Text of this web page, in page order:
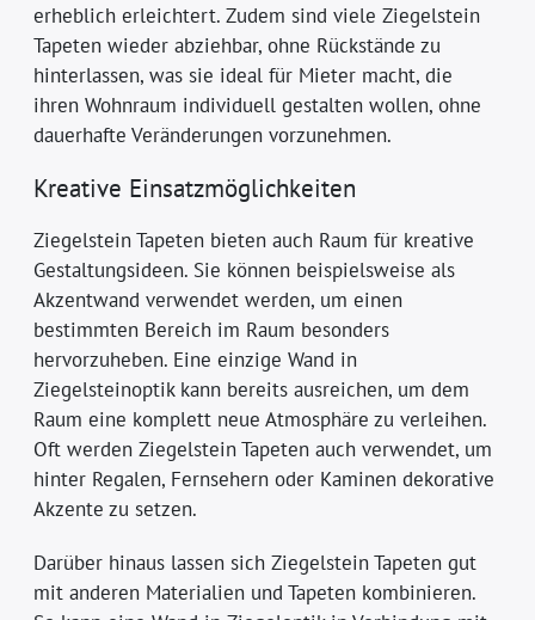
erheblich erleichtert. Zudem sind viele Ziegelstein
Tapeten wieder abziehbar, ohne Rückstände zu
hinterlassen, was sie ideal für Mieter macht, die
ihren Wohnraum individuell gestalten wollen, ohne
dauerhafte Veränderungen vorzunehmen.
Kreative Einsatzmöglichkeiten
Ziegelstein Tapeten bieten auch Raum für kreative
Gestaltungsideen. Sie können beispielsweise als
Akzentwand verwendet werden, um einen
bestimmten Bereich im Raum besonders
hervorzuheben. Eine einzige Wand in
Ziegelsteinoptik kann bereits ausreichen, um dem
Raum eine komplett neue Atmosphäre zu verleihen.
Oft werden Ziegelstein Tapeten auch verwendet, um
hinter Regalen, Fernsehern oder Kaminen dekorative
Akzente zu setzen.
Darüber hinaus lassen sich Ziegelstein Tapeten gut
mit anderen Materialien und Tapeten kombinieren.